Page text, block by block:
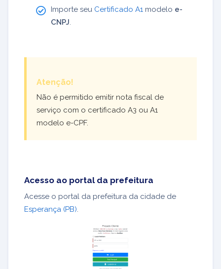
Importe seu Certificado A1 modelo e-
CNPJ.
Atenção!
Não é permitido emitir nota fiscal de
serviço com o certificado A3 ou A1
modelo e-CPF.
Acesso ao portal da prefeitura
Acesse o portal da prefeitura da cidade de
Esperança (PB)